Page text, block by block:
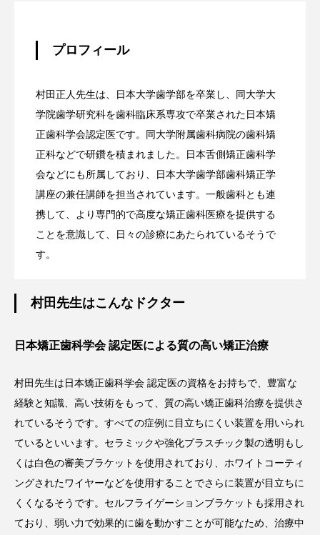
プロフィール
村田正人先生は、日本大学歯学部を卒業し、同大学大
学院歯学研究科を歯科臨床系専攻で卒業された日本矯
正歯科学会認定医です。同大学附属歯科病院の歯科矯
正科などで研鑽を積まれました。日本舌側矯正歯科学
会などにも所属しており、日本大学歯学部歯科矯正学
講座の兼任講師を担当されています。一般歯科とも連
携して、より専門的で高度な矯正歯科医療を提供する
ことを意識して、日々の診療にあたられているそうで
す。
村田先生はこんなドクター
日本矯正歯科学会 認定医による質の高い矯正治療
村田先生は日本矯正歯科学会 認定医の資格をお持ちで、豊富な
経験と知識、高い技術をもって、質の高い矯正歯科治療を提供さ
れているそうです。すべての症例に目立ちにくい装置を用いられ
ているといいます。セラミックや強化プラスチック製の透明もし
くは白色の審美ブラケットを使用されており、ホワイトコーティ
ングされたワイヤーなどを使用することでさらに装置が目立ちに
くくなるそうです。セルフライゲーションブラケットも採用され
ており、弱い力で効果的に歯を動かすことが可能なため、治療中